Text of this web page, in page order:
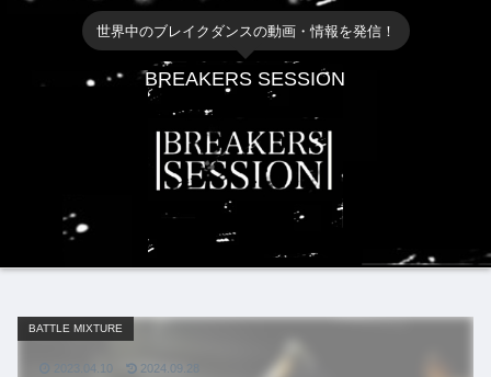
世界中のブレイクダンスの動画・情報を発信！
BREAKERS SESSION
BATTLE MIXTURE
2023.04.10 2024.09.28